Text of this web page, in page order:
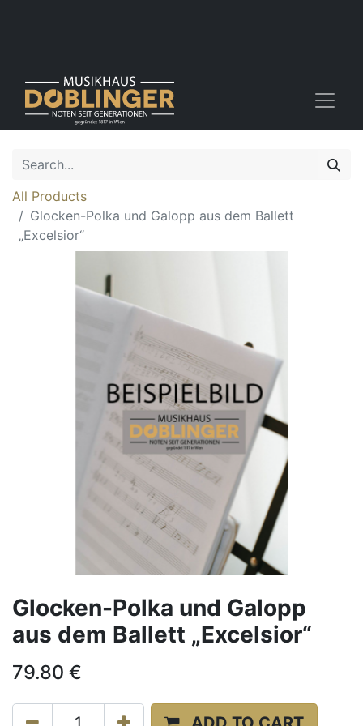
All Products
Glocken-Polka und Galopp aus dem Ballett
„Excelsior“
Glocken-Polka und Galopp
aus dem Ballett „Excelsior“
79.80 €